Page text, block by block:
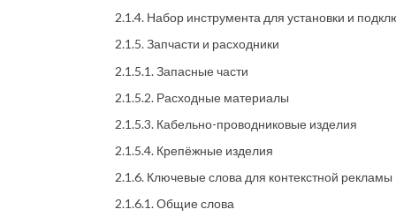
2.1.4. Набор инструмента для установки и
2.1.5. Запчасти и расходники
2.1.5.1. Запасные части
2.1.5.2. Расходные материалы
2.1.5.3. Кабельно-проводниковые изделия
2.1.5.4. Крепёжные изделия
2.1.6. Ключевые слова для контекстной рекламы
2.1.6.1. Общие слова